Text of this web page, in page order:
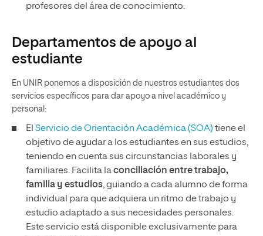
profesores del área de conocimiento.
Departamentos de apoyo al
estudiante
En UNIR ponemos a disposición de nuestros estudiantes dos
servicios específicos para dar apoyo a nivel académico y
personal:
El Servicio de Orientación Académica (SOA) tiene el
objetivo de ayudar a los estudiantes en sus estudios,
teniendo en cuenta sus circunstancias laborales y
familiares. Facilita laconciliación entre trabajo,
familia y estudios, guiando a cada alumno de forma
individual para que adquiera un ritmo de trabajo y
estudio adaptado a sus necesidades personales.
Este servicio está disponible exclusivamente para